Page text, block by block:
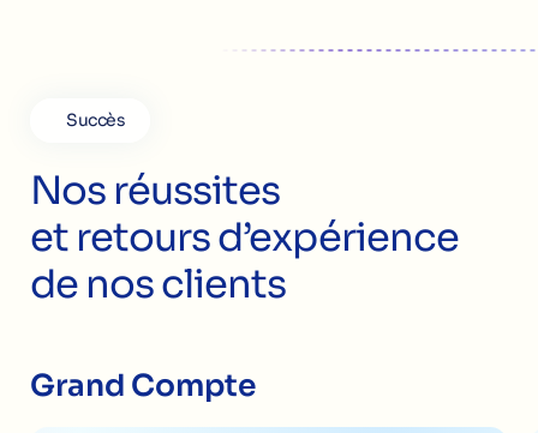
Succès
Nos réussites
et retours d’expérience
de nos clients
Grand Compte